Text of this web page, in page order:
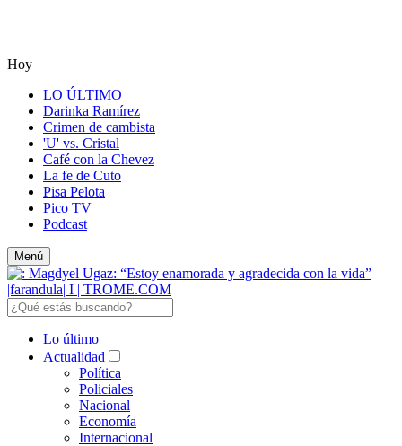
Hoy
LO ÚLTIMO
Darinka Ramírez
Crimen de cambista
'U' vs. Cristal
Café con la Chevez
La fe de Cuto
Pisa Pelota
Pico TV
Podcast
Menú
Lo último
Actualidad
Política
Policiales
Nacional
Economía
Internacional